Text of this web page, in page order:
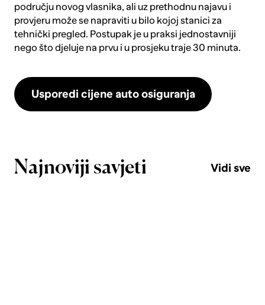
području novog vlasnika, ali uz prethodnu najavu i
provjeru može se napraviti u bilo kojoj stanici za
tehnički pregled. Postupak je u praksi jednostavniji
nego što djeluje na prvu i u prosjeku traje 30 minuta.
Usporedi cijene auto osiguranja
Najnoviji savjeti Vidi sve